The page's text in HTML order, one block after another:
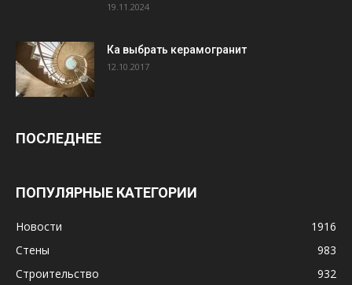
19.11.2024
Ка выбрать керамогранит
12.10.2017
ПОСЛЕДНЕЕ
ПОПУЛЯРНЫЕ КАТЕГОРИИ
Новости
1916
Стены
983
Строительство
932